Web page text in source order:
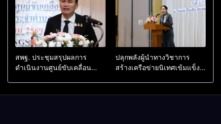
ก.ค.ศ.)
สพฐ. ประชุมสรุปผลการ
ดำเนินงานศูนย์ขับเคลื่อน
ปลุกพลังผู้นำทางวิชาการ
สร้างเครือข่ายนิเทศเข้มแข็ง